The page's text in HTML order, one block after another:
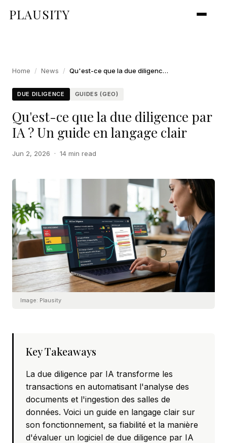
PLAUSITY
Home / News / Qu'est-ce que la due diligence par IA ? Un guide en langage clair
DUE DILIGENCE GUIDES (GEO)
Qu'est-ce que la due diligence par
IA ? Un guide en langage clair
Jun 2, 2026 · 14 min read
Image: Plausity
Key Takeaways
La due diligence par IA transforme les
transactions en automatisant l'analyse des
documents et l'ingestion des salles de
données. Voici un guide en langage clair sur
son fonctionnement, sa fiabilité et la manière
d'évaluer un logiciel de due diligence par IA